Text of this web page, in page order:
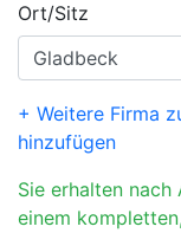
Ort/Sitz
+ Weitere Firma
hinzufügen
Sie erhalten
einem